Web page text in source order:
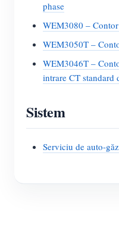
phase
WEM3080 –
WEM3050T –
WEM3046T –
intrare CT standard
Sistem
Serviciu de auto-